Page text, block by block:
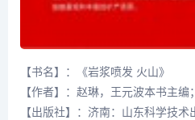
【书名】：《岩浆喷发 火山》
【作者】：赵琳，王元波本书主
【出版社】：济南：山东科学技术